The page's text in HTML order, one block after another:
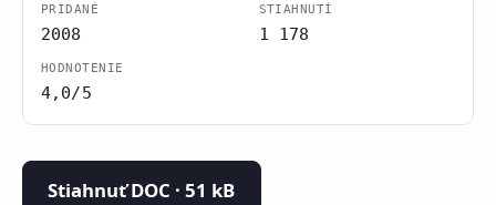
PRIDANÉ
2008
STIAHNUTÍ
1 178
HODNOTENIE
4,0/5
Stiahnuť DOC · 51 kB